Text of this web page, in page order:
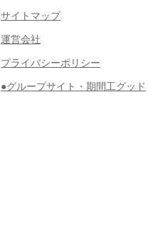
サイトマップ
運営会社
プライバシーポリシー
●グループサイト・期間工グッド